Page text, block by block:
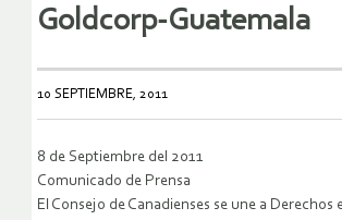
Goldcorp-Guatemala
10 SEPTIEMBRE, 2011
8 de Septiembre del 2011
Comunicado de Prensa
El Consejo de Canadienses se une a Derechos